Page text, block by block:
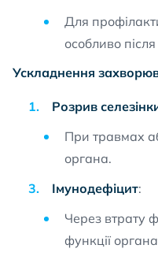
Для
особливо
Ускладнення
Розрив
При травмах
органа.
Імунодефіцит:
Через втрату
функції